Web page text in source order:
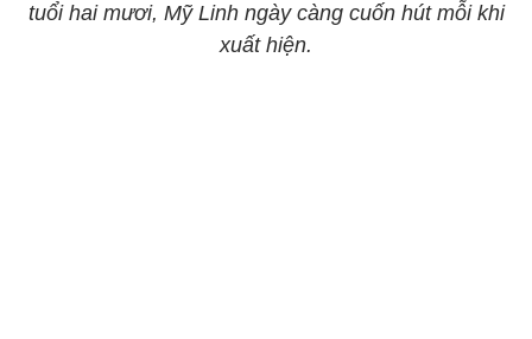
tuổi hai mươi, Mỹ Linh ngày càng cuốn hút mỗi khi
xuất hiện.